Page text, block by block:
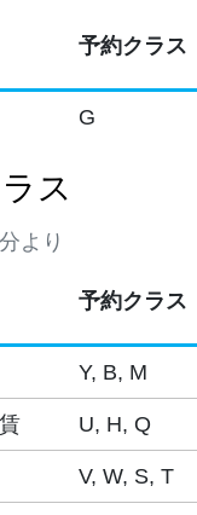
予約クラス
G
ス
より
予約クラス
Y, B, M
U, H, Q
V, W, S, T